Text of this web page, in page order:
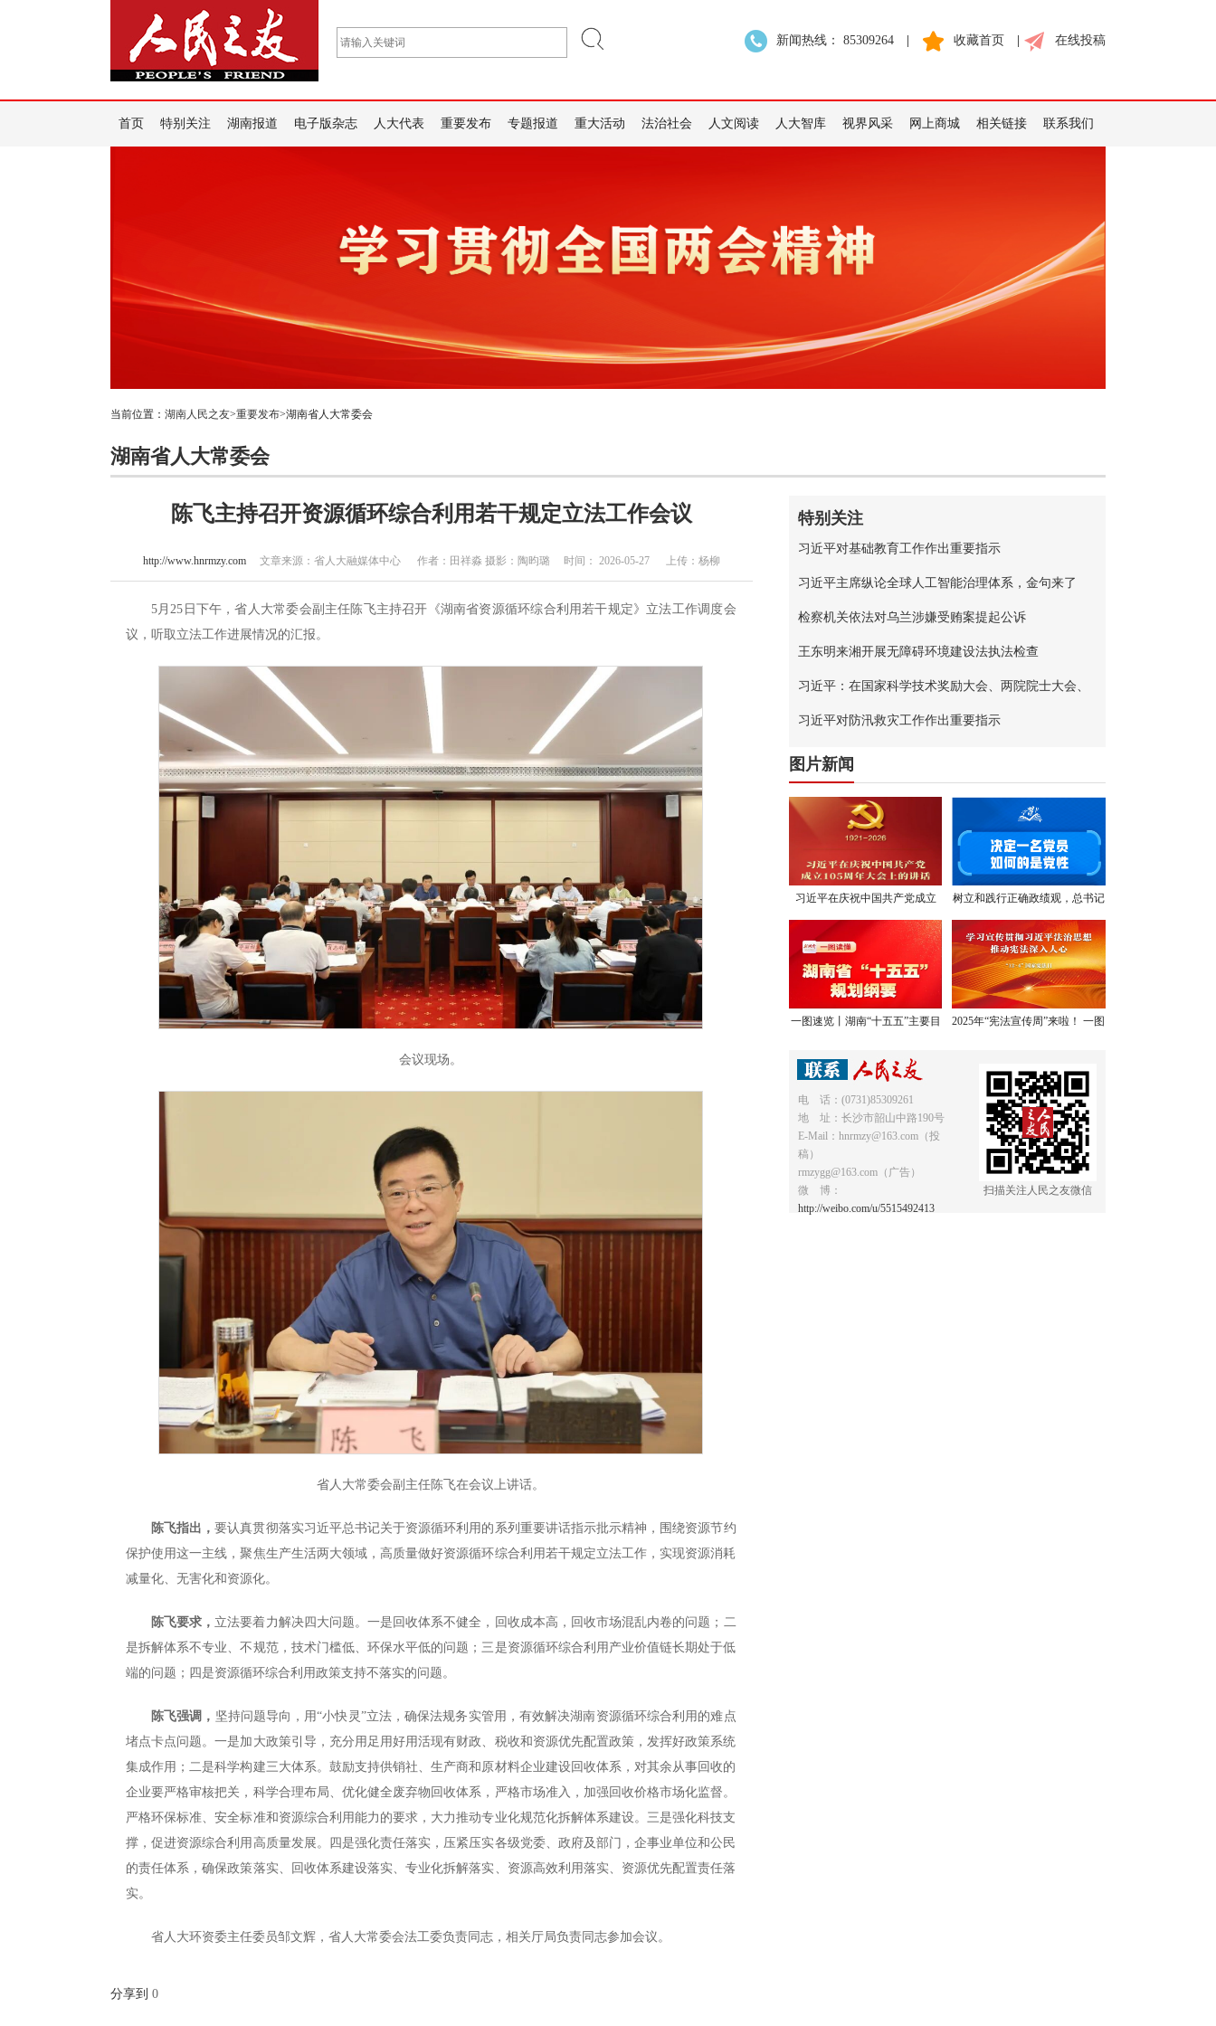
新闻热线： 85309264 收藏首页 在线投稿
首页 特别关注 湖南报道 电子版杂志 人大代表 重要发布 专题报道 重大活动 法治社会 人文阅读 人大智库 视界风采 网上商城 相关链接 联系我们
当前位置： 湖南人民之友>重要发布>湖南省人大常委会
湖南省人大常委会
陈飞主持召开资源循环综合利用若干规定立法工作会议
http://www.hnrmzy.com 文章来源：省人大融媒体中心 作者：田祥淼 摄影：陶昀璐 时间： 2026-05-27 上传：杨柳
5月25日下午，省人大常委会副主任陈飞主持召开《湖南省资源循环综合利用若干规定》立法工作调度会
议，听取立法工作进展情况的汇报。
会议现场。
省人大常委会副主任陈飞在会议上讲话。
陈飞指出，要认真贯彻落实习近平总书记关于资源循环利用的系列重要讲话指示批示精神，围绕资源节约
保护使用这一主线，聚焦生产生活两大领域，高质量做好资源循环综合利用若干规定立法工作，实现资源消耗
减量化、无害化和资源化。
陈飞要求， 立法要着力解决四大问题。一是回收体系不健全，回收成本高，回收市场混乱内卷的问题；二
是拆解体系不专业、不规范，技术门槛低、环保水平低的问题；三是资源循环综合利用产业价值链长期处于低
端的问题；四是资源循环综合利用政策支持不落实的问题。
陈飞强调， 坚持问题导向，用“小快灵”立法，确保法规务实管用，有效解决湖南资源循环综合利用的难点
堵点卡点问题。一是加大政策引导，充分用足用好用活现有财政、税收和资源优先配置政策，发挥好政策系统
集成作用；二是科学构建三大体系。鼓励支持供销社、生产商和原材料企业建设回收体系，对其余从事回收的
企业要严格审核把关，科学合理布局、优化健全废弃物回收体系，严格市场准入，加强回收价格市场化监督。
严格环保标准、安全标准和资源综合利用能力的要求，大力推动专业化规范化拆解体系建设。三是强化科技支
撑，促进资源综合利用高质量发展。四是强化责任落实，压紧压实各级党委、政府及部门，企事业单位和公民
的责任体系，确保政策落实、回收体系建设落实、专业化拆解落实、资源高效利用落实、资源优先配置责任落
实。
省人大环资委主任委员邹文辉，省人大常委会法工委负责同志，相关厅局负责同志参加会议。
分享到 0
特别关注
习近平对基础教育工作作出重要指示
习近平主席纵论全球人工智能治理体系，金句来了
检察机关依法对乌兰涉嫌受贿案提起公诉
王东明来湘开展无障碍环境建设法执法检查
习近平：在国家科学技术奖励大会、两院院士大会、
中国科协第十一次全国代表大会上的讲话
习近平对防汛救灾工作作出重要指示
图片新闻
习近平在庆祝中国共产党成立
105周年大会上的讲话，学金
句，悟深意！
树立和践行正确政绩观，总书记
提出明确要求
一图速览丨湖南“十五五”主要目
2025年“宪法宣传周”来啦！ 一图
电 话：(0731)85309261
地 址：长沙市韶山中路190号
E-Mail：hnrmzy@163.com（投
稿）
rmzygg@163.com（广告）
微 博：
http://weibo.com/u/5515492413
扫描关注人民之友微信